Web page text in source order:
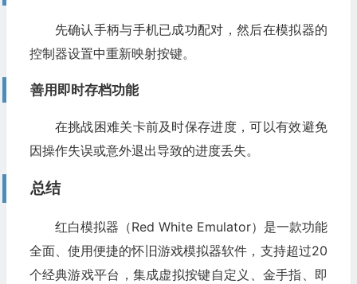
先确认手柄与手机已成功配对，然后在模拟器的
控制器设置中重新映射按键。
善用即时存档功能
在挑战困难关卡前及时保存进度，可以有效避免
因操作失误或意外退出导致的进度丢失。
总结
红白模拟器（Red White Emulator）是一款功能
全面、使用便捷的怀旧游戏模拟器软件，支持超过20
个经典游戏平台，集成虚拟按键自定义、金手指、即